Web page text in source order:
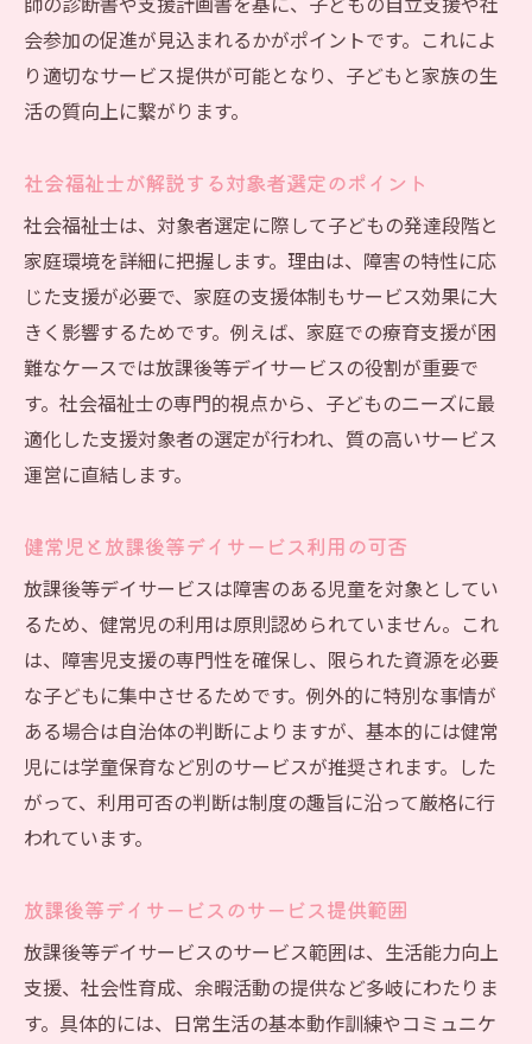
師の診断書や支援計画書を基に、子どもの自立支援や社
会参加の促進が見込まれるかがポイントです。これによ
り適切なサービス提供が可能となり、子どもと家族の生
活の質向上に繋がります。
社会福祉士が解説する対象者選定のポイント
社会福祉士は、対象者選定に際して子どもの発達段階と
家庭環境を詳細に把握します。理由は、障害の特性に応
じた支援が必要で、家庭の支援体制もサービス効果に大
きく影響するためです。例えば、家庭での療育支援が困
難なケースでは放課後等デイサービスの役割が重要で
す。社会福祉士の専門的視点から、子どものニーズに最
適化した支援対象者の選定が行われ、質の高いサービス
運営に直結します。
健常児と放課後等デイサービス利用の可否
放課後等デイサービスは障害のある児童を対象としてい
るため、健常児の利用は原則認められていません。これ
は、障害児支援の専門性を確保し、限られた資源を必要
な子どもに集中させるためです。例外的に特別な事情が
ある場合は自治体の判断によりますが、基本的には健常
児には学童保育など別のサービスが推奨されます。した
がって、利用可否の判断は制度の趣旨に沿って厳格に行
われています。
放課後等デイサービスのサービス提供範囲
放課後等デイサービスのサービス範囲は、生活能力向上
支援、社会性育成、余暇活動の提供など多岐にわたりま
す。具体的には、日常生活の基本動作訓練やコミュニケ